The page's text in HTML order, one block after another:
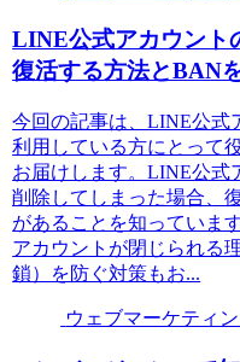
LINE公式アカウント
復活する方法とBAN
今回の記事は、LINE公式
利用している方にとって
お届けします。LINE公式
削除してしまった場合、
があることを知っていま
アカウントが閉じられる
鎖）を防ぐ対策もお...
ウェブマーケティ